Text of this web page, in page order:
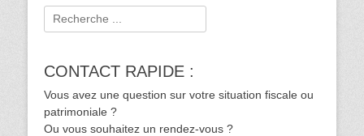
Rechercher :
CONTACT RAPIDE :
Vous avez une question sur votre situation fiscale ou
patrimoniale ?
Ou vous souhaitez un rendez-vous ?